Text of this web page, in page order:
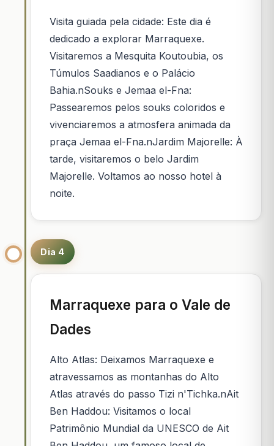
Visita guiada pela cidade: Este dia é
dedicado a explorar Marraquexe.
Visitaremos a Mesquita Koutoubia, os
Túmulos Saadianos e o Palácio
Bahia.nSouks e Jemaa el-Fna:
Passearemos pelos souks coloridos e
vivenciaremos a atmosfera animada da
praça Jemaa el-Fna.nJardim Majorelle: À
tarde, visitaremos o belo Jardim
Majorelle. Voltamos ao nosso hotel à
noite.
Dia 4
Marraquexe para o Vale de
Dades
Alto Atlas: Deixamos Marraquexe e
atravessamos as montanhas do Alto
Atlas através do passo Tizi n'Tichka.nAit
Ben Haddou: Visitamos o local
Patrimônio Mundial da UNESCO de Ait